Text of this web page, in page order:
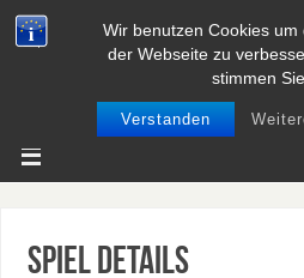
Wir benutzen Cookies
der Webseite zu
stimmen
Verstanden
Spiel Details